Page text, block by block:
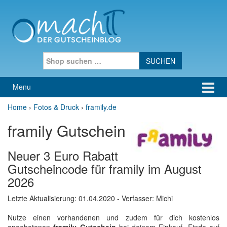
Menu
Home › Fotos & Druck › framily.de
framily Gutschein
Neuer 3 Euro Rabatt
Gutscheincode für framily im August
2026
Letzte Aktualisierung: 01.04.2020 - Verfasser: Michi
Nutze einen vorhandenen und zudem für dich kostenlos